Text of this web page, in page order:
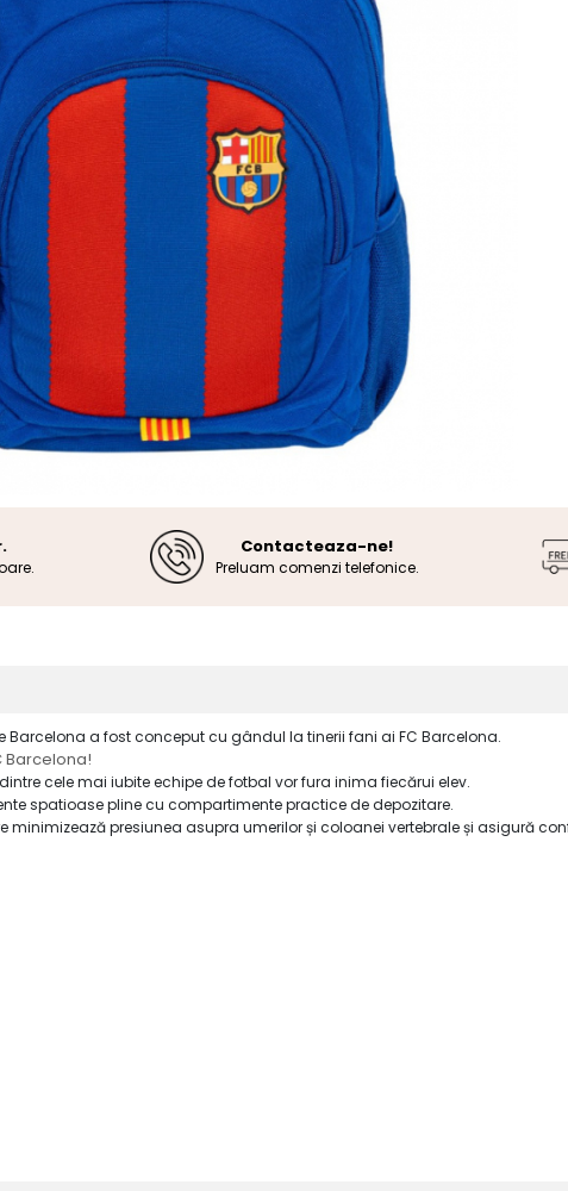
Contacteaza-ne!
Preluam comenzi telefonice.
a fost conceput cu gândul la tinerii fani ai FC Barcelona.
Barcelona!
cele mai iubite echipe de fotbal vor fura inima fiecărui elev.
spatioase pline cu compartimente practice de depozitare.
minimizează presiunea asupra umerilor și coloanei vertebrale și asigură